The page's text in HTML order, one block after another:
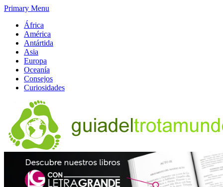
Primary Menu
África
América
Antártida
Asia
Europa
Oceanía
Consejos
Curiosidades